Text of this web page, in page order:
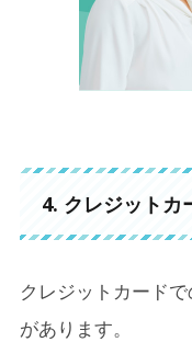
4. クレジットカ
クレジットカード
があります。